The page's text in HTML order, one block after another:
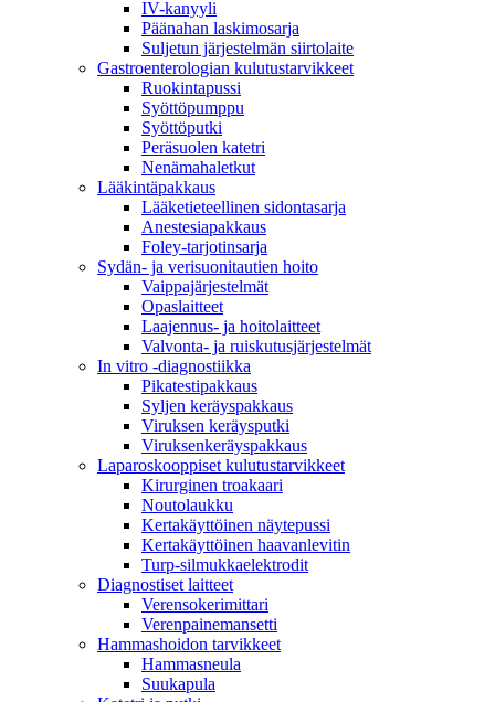
IV-kanyyli
Päänahan laskimosarja
Suljetun järjestelmän siirtolaite
Gastroenterologian kulutustarvikkeet
Ruokintapussi
Syöttöpumppu
Syöttöputki
Peräsuolen katetri
Nenämahaletkut
Lääkintäpakkaus
Lääketieteellinen sidontasarja
Anestesiapakkaus
Foley-tarjotinsarja
Sydän- ja verisuonitautien hoito
Vaippajärjestelmät
Opaslaitteet
Laajennus- ja hoitolaitteet
Valvonta- ja ruiskutusjärjestelmät
In vitro -diagnostiikka
Pikatestipakkaus
Syljen keräyspakkaus
Viruksen keräysputki
Viruksenkeräyspakkaus
Laparoskooppiset kulutustarvikkeet
Kirurginen troakaari
Noutolaukku
Kertakäyttöinen näytepussi
Kertakäyttöinen haavanlevitin
Turp-silmukkaelektrodit
Diagnostiset laitteet
Verensokerimittari
Verenpainemansetti
Hammashoidon tarvikkeet
Hammasneula
Suukapula